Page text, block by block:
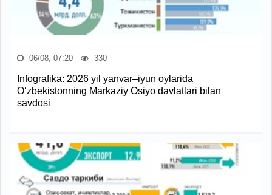
06/08, 07:20 330
Infografika: 2026 yil yanvar–iyun oylarida
O‘zbekistonning Markaziy Osiyo davlatlari bilan
savdosi